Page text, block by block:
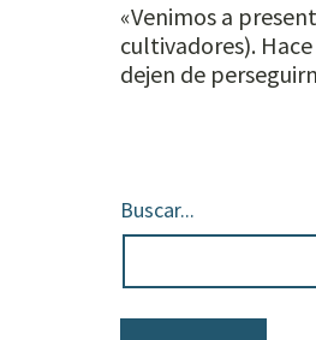
«Venimos a
cultivadores).
dejen de
Buscar...